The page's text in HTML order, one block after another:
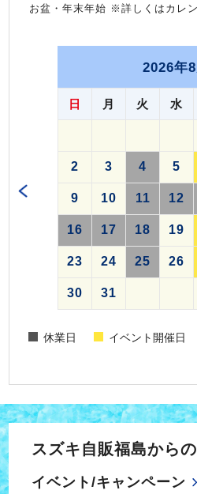
お盆・年末年始 ※詳しくはカレ
2026年8
日 月 火 水
2 3 4 5
9 10 11 12
16 17 18 19
23 24 25 26
30 31
休業日 イベント開催日
スズキ自販福島から
イベント/キャンペーン